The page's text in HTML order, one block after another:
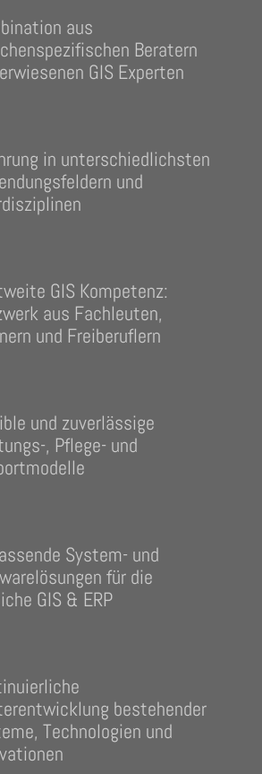
aus
Beratern
GIS Experten
in unterschiedlichsten
und
GIS Kompetenz:
aus Fachleuten,
und Freiberuflern
und zuverlässige
, Pflege- und
System- und
für die
GIS & ERP
bestehender
Technologien und